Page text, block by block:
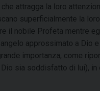
attragga la loro
superficialmente la
il nobile Profeta mentre
approssimato a
importanza, come
Dio sia soddisfatto di lui),